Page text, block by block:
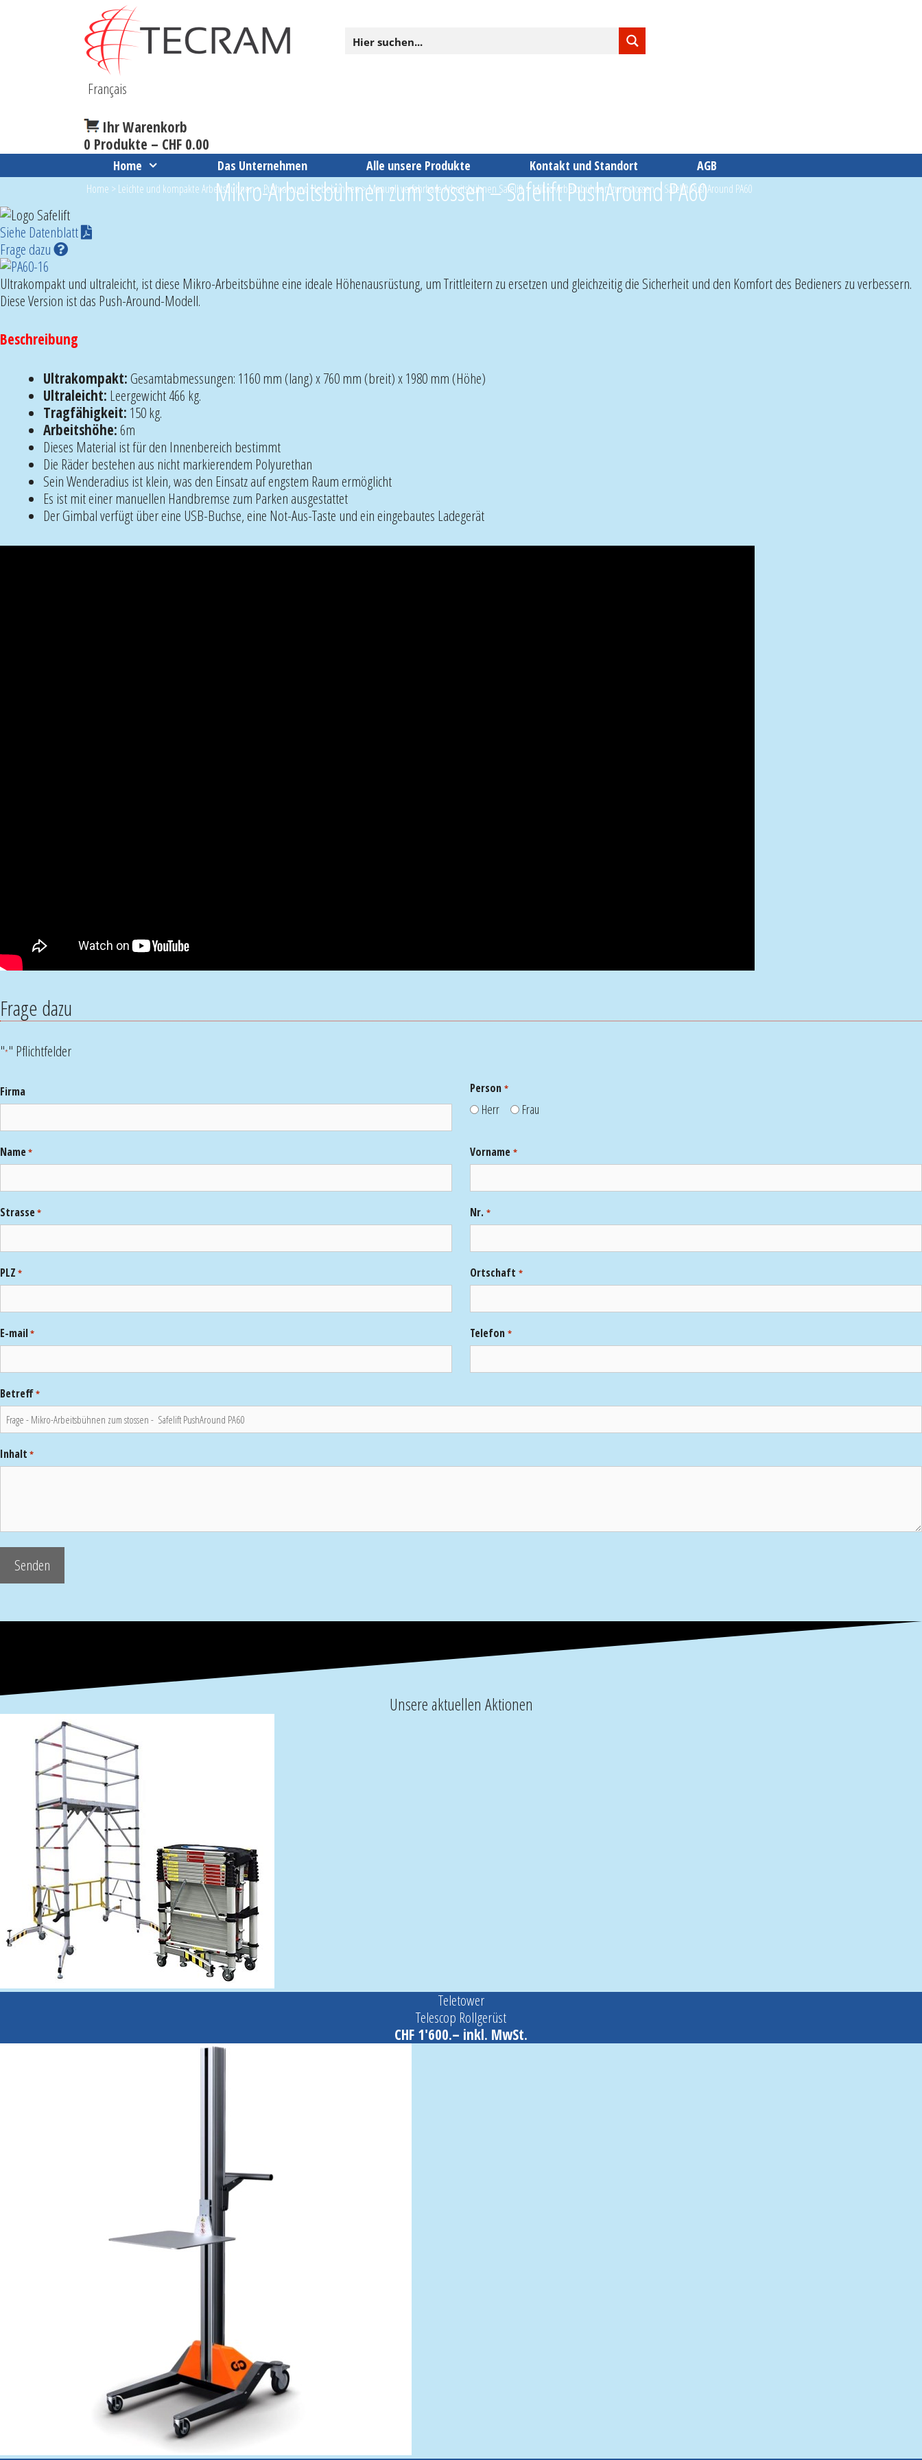
Français
Ihr Warenkorb
0 Produkte – CHF 0.00
Home Das Unternehmen Alle unsere Produkte Kontakt und Standort AGB
Home > Leichte und kompakte Arbeitsbühnen>Push-around Hebebühnen>Manuell verfahrbare Arbeitsbühnen Safelift>Mikro-Arbeitsbühnen zum stossen – Safelift PushAround PA60
Mikro-Arbeitsbühnen zum stossen – Safelift PushAround PA60
Siehe Datenblatt
Frage dazu
Ultrakompakt und ultraleicht, ist diese Mikro-Arbeitsbühne eine ideale Höhenausrüstung, um Trittleitern zu ersetzen und gleichzeitig die Sicherheit und den Komfort des Bedieners zu verbessern.
Diese Version ist das Push-Around-Modell.
Beschreibung
Ultrakompakt: Gesamtabmessungen: 1160 mm (lang) x 760 mm (breit) x 1980 mm (Höhe)
Ultraleicht: Leergewicht 466 kg.
Tragfähigkeit: 150 kg.
Arbeitshöhe: 6m
Dieses Material ist für den Innenbereich bestimmt
Die Räder bestehen aus nicht markierendem Polyurethan
Sein Wenderadius ist klein, was den Einsatz auf engstem Raum ermöglicht
Es ist mit einer manuellen Handbremse zum Parken ausgestattet
Der Gimbal verfügt über eine USB-Buchse, eine Not-Aus-Taste und ein eingebautes Ladegerät
Frage dazu
"*" Pflichtfelder
Firma Person *
Herr Frau
Name* Vorname *
Strasse* Nr. *
PLZ * Ortschaft *
E-mail* Telefon *
Betreff*
Inhalt *
Unsere aktuellen Aktionen
Teletower
Telescop Rollgerüst
CHF 1'600.– inkl. MwSt.